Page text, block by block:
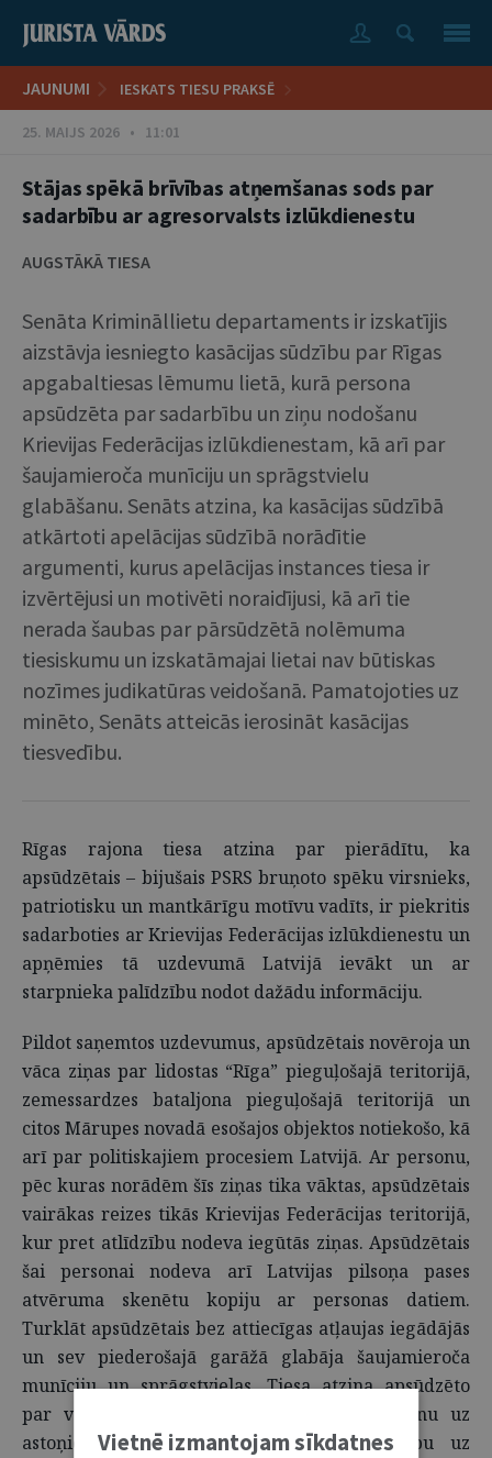
JAUNUMI IESKATS TIESU PRAKSĒ
25. MAIJS 2026 • 11:01
Stājas spēkā brīvības atņemšanas sods par
sadarbību ar agresorvalsts izlūkdienestu
AUGSTĀKĀ TIESA
Senāta Krimināllietu departaments ir izskatījis
aizstāvja iesniegto kasācijas sūdzību par Rīgas
apgabaltiesas lēmumu lietā, kurā persona
apsūdzēta par sadarbību un ziņu nodošanu
Krievijas Federācijas izlūkdienestam, kā arī par
šaujamieroča munīciju un sprāgstvielu
glabāšanu. Senāts atzina, ka kasācijas sūdzībā
atkārtoti apelācijas sūdzībā norādītie
argumenti, kurus apelācijas instances tiesa ir
izvērtējusi un motivēti noraidījusi, kā arī tie
nerada šaubas par pārsūdzētā nolēmuma
tiesiskumu un izskatāmajai lietai nav būtiskas
nozīmes judikatūras veidošanā. Pamatojoties uz
minēto, Senāts atteicās ierosināt kasācijas
tiesvedību.
Rīgas rajona tiesa atzina par pierādītu, ka
apsūdzētais – bijušais PSRS bruņoto spēku virsnieks,
patriotisku un mantkārīgu motīvu vadīts, ir piekritis
sadarboties ar Krievijas Federācijas izlūkdienestu un
apņēmies tā uzdevumā Latvijā ievākt un ar
starpnieka palīdzību nodot dažādu informāciju.
Pildot saņemtos uzdevumus, apsūdzētais novēroja un
vāca ziņas par lidostas “Rīga” pieguļošajā teritorijā,
zemessardzes bataljona pieguļošajā teritorijā un
citos Mārupes novadā esošajos objektos notiekošo, kā
arī par politiskajiem procesiem Latvijā. Ar personu,
pēc kuras norādēm šīs ziņas tika vāktas, apsūdzētais
vairākas reizes tikās Krievijas Federācijas teritorijā,
kur pret atlīdzību nodeva iegūtās ziņas. Apsūdzētais
šai personai nodeva arī Latvijas pilsoņa pases
atvēruma skenētu kopiju ar personas datiem.
Turklāt apsūdzētais bez attiecīgas atļaujas iegādājās
un sev piederošajā garāžā glabāja šaujamieroča
munīciju un sprāgstvielas. Tiesa atzina apsūdzēto
par vainīgu un sodīja ar brīvības atņemšanu uz
astoņiem gadiem un probācijas uzraudzību uz
Vietnē izmantojam sīkdatnes